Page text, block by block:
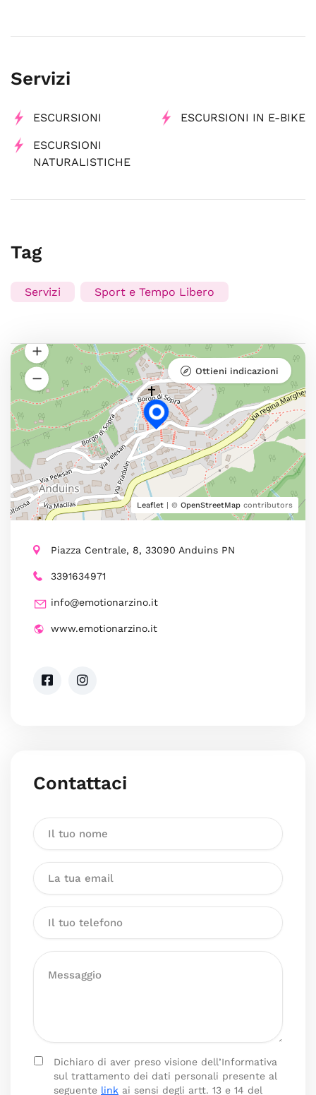
Servizi
ESCURSIONI ESCURSIONI IN E-BIKE
ESCURSIONI
NATURALISTICHE
Tag
Servizi Sport e Tempo Libero
Leaflet | © OpenStreetMap contributors
Ottieni indicazioni
Piazza Centrale, 8, 33090 Anduins PN
3391634971
info@emotionarzino.it
www.emotionarzino.it
Contattaci
Dichiaro di aver preso visione dell’Informativa
sul trattamento dei dati personali presente al
seguente link ai sensi degli artt. 13 e 14 del